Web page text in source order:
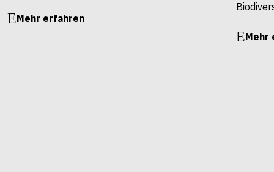
Mehr erfahren
Mehr